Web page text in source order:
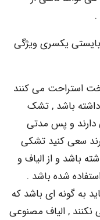
ویژگی
می کنند
, تشک
مدتی
تشکی
از الیاف و
باشد .
ای باشد که
مصنوعی